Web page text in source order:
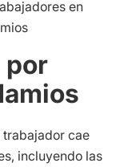
en
por
trabajador cae
incluyendo las